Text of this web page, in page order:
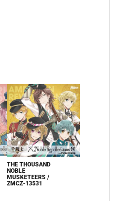
THE THOUSAND
NOBLE
MUSKETEERS /
ZMCZ-13531